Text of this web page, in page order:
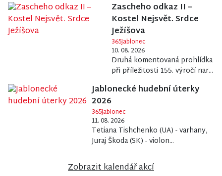
Zascheho odkaz II –
Kostel Nejsvět. Srdce
Ježíšova
365Jablonec
10. 08. 2026
Druhá komentovaná prohlídka
při příležitosti 155. výročí nar...
Jablonecké hudební úterky
2026
365Jablonec
11. 08. 2026
Tetiana Tishchenko (UA) - varhany,
Juraj Škoda (SK) - violon...
Zobrazit kalendář akcí